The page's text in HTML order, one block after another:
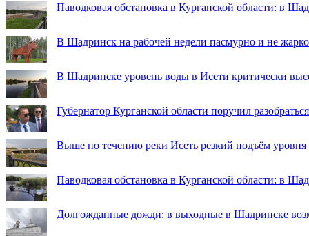
Паводковая обстановка в Курганской области: в
В Шадринск на рабочей недели пасмурно и не жарко
В Шадринске уровень воды в Исети критически
Губернатор Курганской области поручил
Выше по течению реки Исеть резкий подъём
Паводковая обстановка в Курганской области: в
Долгожданные дожди: в выходные в Шадринске